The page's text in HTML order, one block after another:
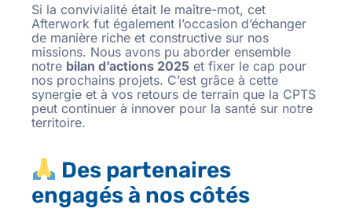
Si la convivialité était le maître-mot, cet
Afterwork fut également l’occasion d’échanger
de manière riche et constructive sur nos
missions. Nous avons pu aborder ensemble
notre bilan d’actions 2025 et fixer le cap pour
nos prochains projets. C’est grâce à cette
synergie et à vos retours de terrain que la CPTS
peut continuer à innover pour la santé sur notre
territoire.
Des partenaires
engagés à nos côtés